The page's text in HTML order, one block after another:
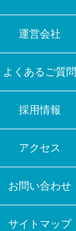
運営会社
よくあるご質問
採用情報
アクセス
お問い合わせ
サイトマップ